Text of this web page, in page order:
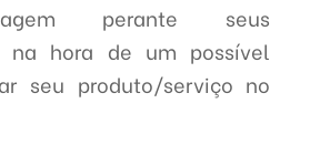
perante seus
na hora de um possível
seu produto/serviço no